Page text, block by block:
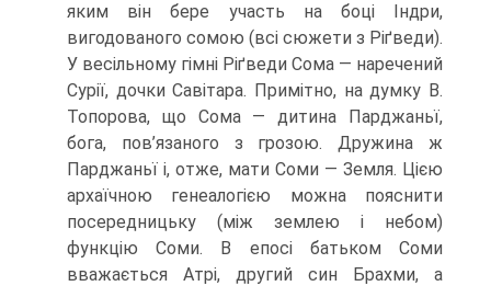
яким він бере участь на боці Індри,
вигодованого сомою (всі сюжети з Ріґведи).
У весільному гімні Ріґведи Сома — наречений
Сурії, дочки Савітара. Примітно, на думку В.
Топорова, що Сома — ди­тина Парджаньї,
бога, пов’язаного з грозою. Дружина ж
Парджаньї і, отже, мати Соми — Земля. Цією
архаїчною генеалогією можна пояснити
посередницьку (між землею і небом)
функцію Соми. В епосі батьком Соми
вважається Атрі, другий син Брахми, а